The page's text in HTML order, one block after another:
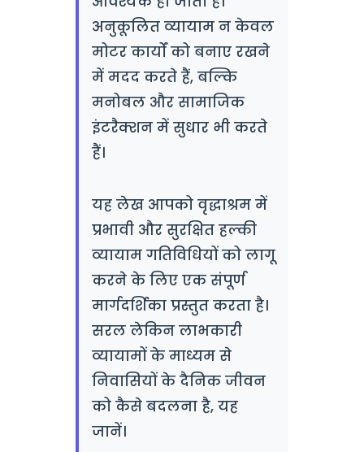
अनुकूलित व्यायाम न केवल
मोटर कार्यों को बनाए रखने
में मदद करते हैं, बल्कि
मनोबल और सामाजिक
इंटरैक्शन में सुधार भी करते
हैं।
यह लेख आपको वृद्धाश्रम में
प्रभावी और सुरक्षित हल्की
व्यायाम गतिविधियों को लागू
करने के लिए एक संपूर्ण
मार्गदर्शिका प्रस्तुत करता है।
सरल लेकिन लाभकारी
व्यायामों के माध्यम से
निवासियों के दैनिक जीवन
को कैसे बदलना है, यह
जानें।